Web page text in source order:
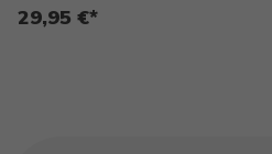
29,95 €*